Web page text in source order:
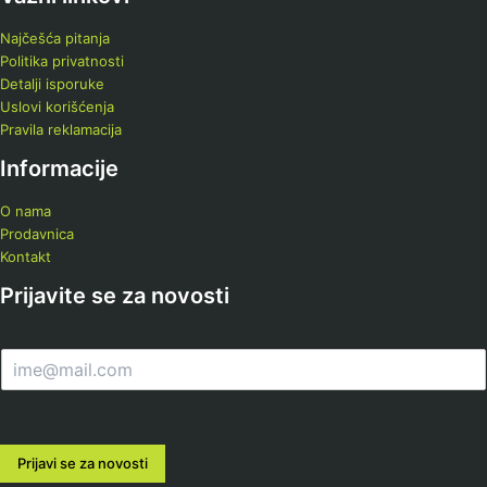
Najčešća pitanja
Politika privatnosti
Detalji isporuke
Uslovi korišćenja
Pravila reklamacija
Informacije
O nama
Prodavnica
Kontakt
Prijavite se za novosti
m
l
Prijavi se za novosti